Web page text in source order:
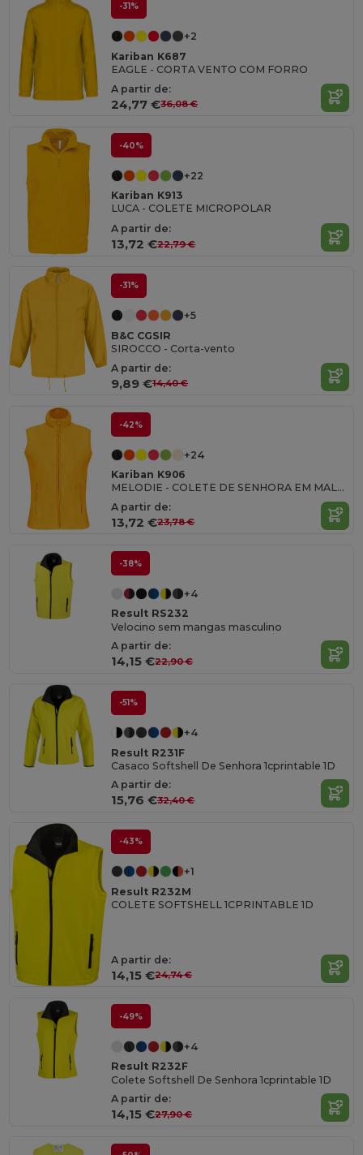
-31%
+2
Kariban K687
EAGLE - CORTA VENTO COM FORRO
A partir de:
24,77 €36,08 €
-40%
+22
Kariban K913
LUCA - COLETE MICROPOLAR
A partir de:
13,72 €22,79 €
-31%
+5
B&C CGSIR
SIROCCO - Corta-vento
A partir de:
9,89 €14,40 €
-42%
+24
Kariban K906
MELODIE - COLETE DE SENHORA EM MALHA MICROPOLAR
A partir de:
13,72 €23,78 €
-38%
+4
Result RS232
Velocino sem mangas masculino
A partir de:
14,15 €22,90 €
-51%
+4
Result R231F
Casaco Softshell De Senhora 1cprintable 1D
A partir de:
15,76 €32,40 €
-43%
+1
Result R232M
COLETE SOFTSHELL 1CPRINTABLE 1D
A partir de:
14,15 €24,74 €
-49%
+4
Result R232F
Colete Softshell De Senhora 1cprintable 1D
A partir de:
14,15 €27,90 €